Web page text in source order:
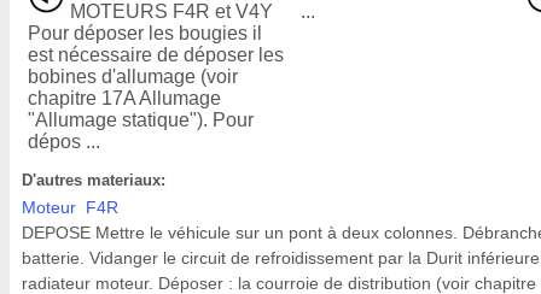
MOTEURS F4R et V4Y
Pour déposer les bougies il
est nécessaire de déposer les
bobines d'allumage (voir
chapitre 17A Allumage
"Allumage statique"). Pour
dépos ...
...
D'autres materiaux:
Moteur F4R
DEPOSE Mettre le véhicule sur un pont à deux colonnes.
batterie. Vidanger le circuit de refroidissement par la Durit
radiateur moteur. Déposer : la courroie de distribution (voir chapitre